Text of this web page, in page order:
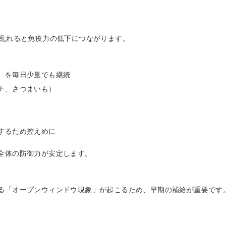
ると免疫力の低下につながります。
を毎日少量でも継続
、さつまいも）
るため控えめに
の防御力が安定します。
オープンウィンドウ現象」が起こるため、早期の補給が重要です。